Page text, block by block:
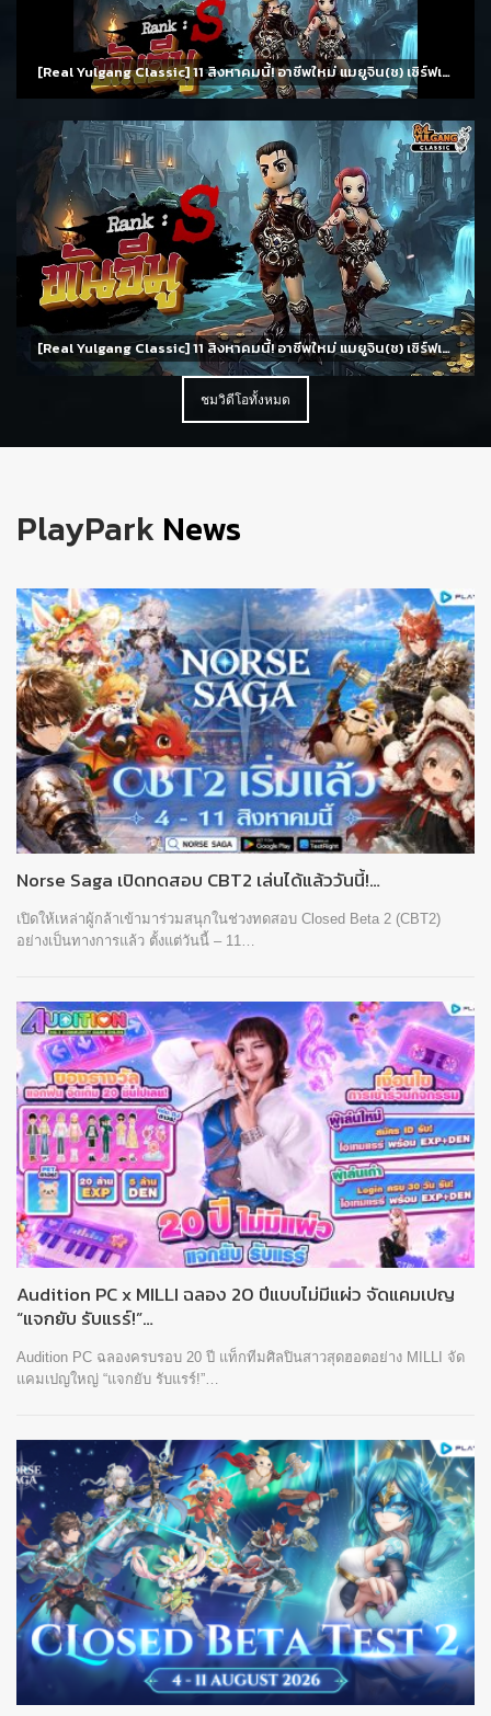
[Real Yulgang Classic] 11 สิงหาคมนี้! อาชีพใหม่ แมยูจิน(ช) เซิร์ฟเวอร์ 8 จันทราทอแสงและกิจกรรมมากมาย
[Real Yulgang Classic] 11 สิงหาคมนี้! อาชีพใหม่ แมยูจิน(ช) เซิร์ฟเวอร์ 8 จันทราทอแสงและกิจกรรมมากมาย
ชมวิดีโอทั้งหมด
PlayPark News
Norse Saga เปิดทดสอบ CBT2 เล่นได้แล้ววันนี้!…
เปิดให้เหล่าผู้กล้าเข้ามาร่วมสนุกในช่วงทดสอบ Closed Beta 2 (CBT2)
อย่างเป็นทางการแล้ว ตั้งแต่วันนี้ – 11…
Audition PC x MILLI ฉลอง 20 ปีแบบไม่มีแผ่ว จัดแคมเปญ
“แจกยับ รับแรร์!”…
Audition PC ฉลองครบรอบ 20 ปี แท็กทีมศิลปินสาวสุดฮอตอย่าง MILLI จัด
แคมเปญใหญ่ “แจกยับ รับแรร์!”…